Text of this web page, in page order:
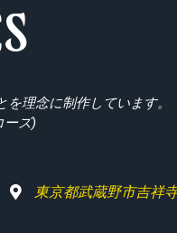
理念に制作しています。
ーズ)
東京都武蔵野市吉祥